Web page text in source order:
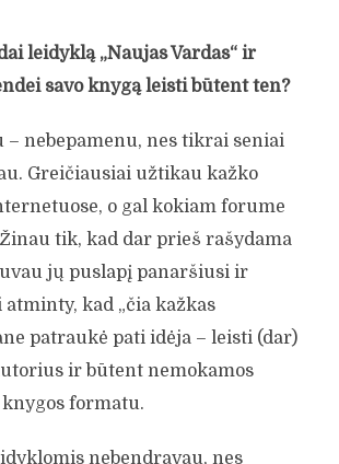
leidyklą „Naujas Vardas“ ir
savo knygą leisti būtent ten?
– nebepamenu, nes tikrai seniai
Greičiausiai užtikau kažko
o gal kokiam forume
tik, kad dar prieš rašydama
jų puslapį panaršiusi ir
kad „čia kažkas
patraukė pati idėja – leisti (dar)
ir būtent nemokamos
formatu.
nebendravau, nes